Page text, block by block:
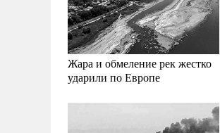
Жара и обмеление рек жестко
ударили по Европе